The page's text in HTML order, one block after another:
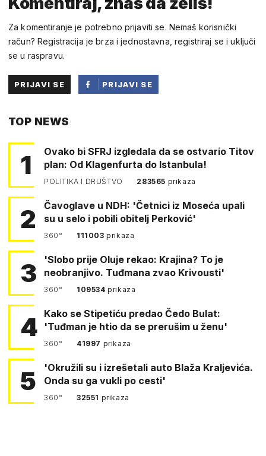
Za komentiranje je potrebno prijaviti se. Nemaš korisnički
račun? Registracija je brza i jednostavna, registriraj se i uključi
se u raspravu.
PRIJAVI SE
PRIJAVI SE
TOP NEWS
1
Ovako bi SFRJ izgledala da se ostvario Titov
plan: Od Klagenfurta do Istanbula!
POLITIKA I DRUŠTVO 283565 prikaza
2
Čavoglave u NDH: 'Četnici iz Moseća upali
su u selo i pobili obitelj Perković'
360° 111003prikaza
3
'Slobo prije Oluje rekao: Krajina? To je
neobranjivo. Tuđmana zvao Krivousti'
360° 109534prikaza
4 Kako se Stipetiću predao Čedo Bulat:
'Tuđman je htio da se prerušim u ženu'
360° 41997 prikaza
5
'Okružili su i izrešetali auto Blaža Kraljevića.
Onda su ga vukli po cesti'
360° 32551 prikaza